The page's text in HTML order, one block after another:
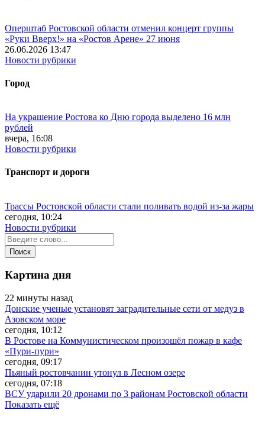
Оперштаб Ростовской области отменил концерт группы
«Руки Вверх!» на «Ростов Арене» 27 июня
26.06.2026 13:47
Новости рубрики
Город
На украшение Ростова ко Дню города выделено 16 млн
рублей
вчера, 16:08
Новости рубрики
Транспорт и дороги
Трассы Ростовской области стали поливать водой из-за жары
сегодня, 10:24
Новости рубрики
Картина дня
22 минуты назад
Донские ученые установят заградительные сети от медуз в
Азовском море
сегодня, 10:12
В Ростове на Коммунистическом произошёл пожар в кафе
«Пури-пури»
сегодня, 09:17
Пьяный ростовчанин утонул в Лесном озере
сегодня, 07:18
ВСУ ударили 20 дронами по 3 районам Ростовской области
Показать ещё